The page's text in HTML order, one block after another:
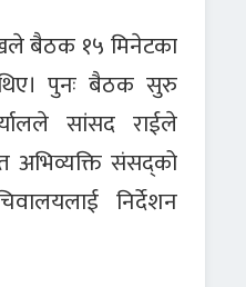
बैठक १५ मिनेटका
पुनः बैठक सुरु
सांसद राईले
अभिव्यक्ति संसद्को
निर्देशन